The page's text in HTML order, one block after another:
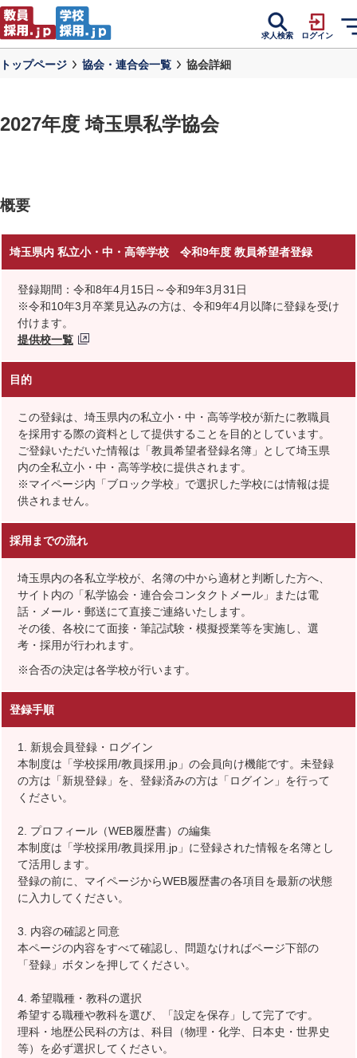
求人検索 ログイン
トップページ 協会・連合会一覧 協会詳細
2027年度 埼玉県私学協会
概要
埼玉県内 私立小・中・高等学校 令和9年度 教員希望者登録
登録期間：令和8年4月15日～令和9年3月31日
※令和10年3月卒業見込みの方は、令和9年4月以降に登録を受け
付けます。
提供校一覧
目的
この登録は、埼玉県内の私立小・中・高等学校が新たに教職員
を採用する際の資料として提供することを目的としています。
ご登録いただいた情報は「教員希望者登録名簿」として埼玉県
内の全私立小・中・高等学校に提供されます。
※マイページ内「ブロック学校」で選択した学校には情報は提
供されません。
採用までの流れ
埼玉県内の各私立学校が、名簿の中から適材と判断した方へ、
サイト内の「私学協会・連合会コンタクトメール」または電
話・メール・郵送にて直接ご連絡いたします。
その後、各校にて面接・筆記試験・模擬授業等を実施し、選
考・採用が行われます。
※合否の決定は各学校が行います。
登録手順
1. 新規会員登録・ログイン
本制度は「学校採用/教員採用.jp」の会員向け機能です。未登録
の方は「新規登録」を、登録済みの方は「ログイン」を行って
ください。
2. プロフィール（WEB履歴書）の編集
本制度は「学校採用/教員採用.jp」に登録された情報を名簿とし
て活用します。
登録の前に、マイページからWEB履歴書の各項目を最新の状態
に入力してください。
3. 内容の確認と同意
本ページの内容をすべて確認し、問題なければページ下部の
「登録」ボタンを押してください。
4. 希望職種・教科の選択
希望する職種や教科を選び、「設定を保存」して完了です。
理科・地歴公民科の方は、科目（物理・化学、日本史・世界史
等）を必ず選択してください。